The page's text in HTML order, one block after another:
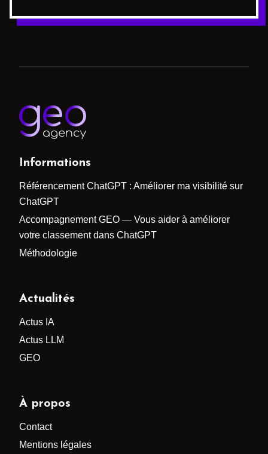
Informations
Référencement ChatGPT : Améliorer ma visibilité sur
ChatGPT
Accompagnement GEO — Vous aider à améliorer
votre classement dans ChatGPT
Méthodologie
Actualités
Actus IA
Actus LLM
GEO
À propos
Contact
Mentions légales